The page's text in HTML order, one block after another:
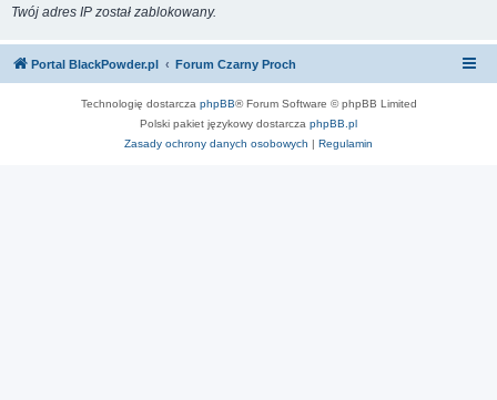
Twój adres IP został zablokowany.
Portal BlackPowder.pl Forum Czarny Proch
Technologię dostarcza phpBB® Forum Software © phpBB Limited
Polski pakiet językowy dostarcza phpBB.pl
Zasady ochrony danych osobowych | Regulamin